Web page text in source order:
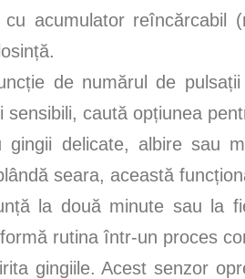
acumulator reîncărcabil
de numărul de
caută opțiunea
gingii delicate, albire sau
seara, această
la două minute sau la
rutina într-un proces
gingiile. Acest senzor